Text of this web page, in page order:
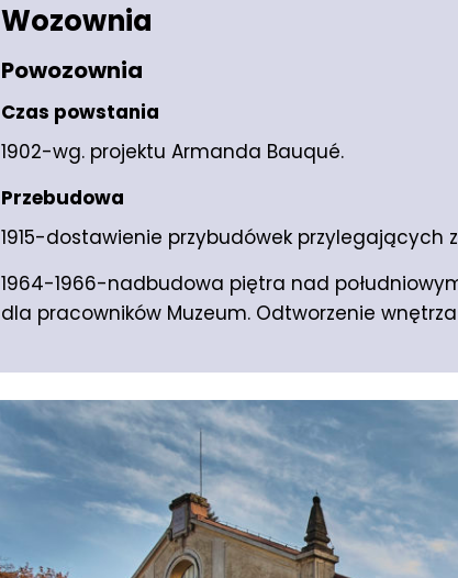
Wozownia
Powozownia
Czas powstania
1902-wg. projektu Armanda Bauqué.
Przebudowa
1915-dostawienie przybudówek przylegających
1964-1966-nadbudowa piętra nad
dla pracowników Muzeum. Odtworzenie